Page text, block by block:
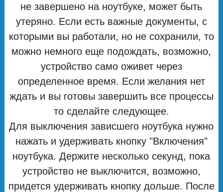
не завершено на ноутбуке, может быть
утеряно. Если есть важные документы, с
которыми вы работали, но не сохранили, то
можно немного еще подождать, возможно,
устройство само оживет через
определенное время. Если желания нет
ждать и вы готовы завершить все процессы
то сделайте следующее.
Для выключения зависшего ноутбука нужно
нажать и удерживать кнопку "Включения"
ноутбука. Держите несколько секунд, пока
устройство не выключится, возможно,
придется удерживать кнопку дольше. После